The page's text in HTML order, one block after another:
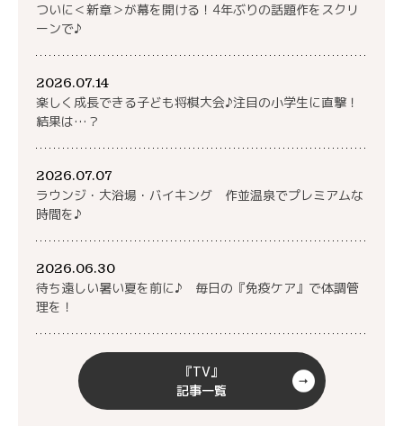
ついに＜新章＞が幕を開ける！4年ぶりの話題作をスクリ
ーンで♪
2026.07.14
楽しく成長できる子ども将棋大会♪注目の小学生に直撃！
結果は…？
2026.07.07
ラウンジ・大浴場・バイキング 作並温泉でプレミアムな
時間を♪
2026.06.30
待ち遠しい暑い夏を前に♪ 毎日の『免疫ケア』で体調管
理を！
『TV』
記事一覧